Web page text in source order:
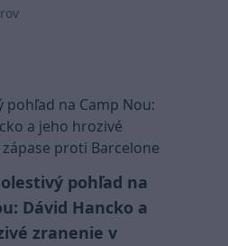
pohľad na
Dávid Hancko a
zranenie v